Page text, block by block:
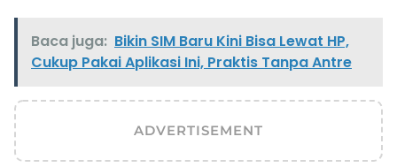
Baca juga: Bikin SIM Baru Kini Bisa Lewat HP,
Cukup Pakai Aplikasi Ini, Praktis Tanpa Antre
ADVERTISEMENT